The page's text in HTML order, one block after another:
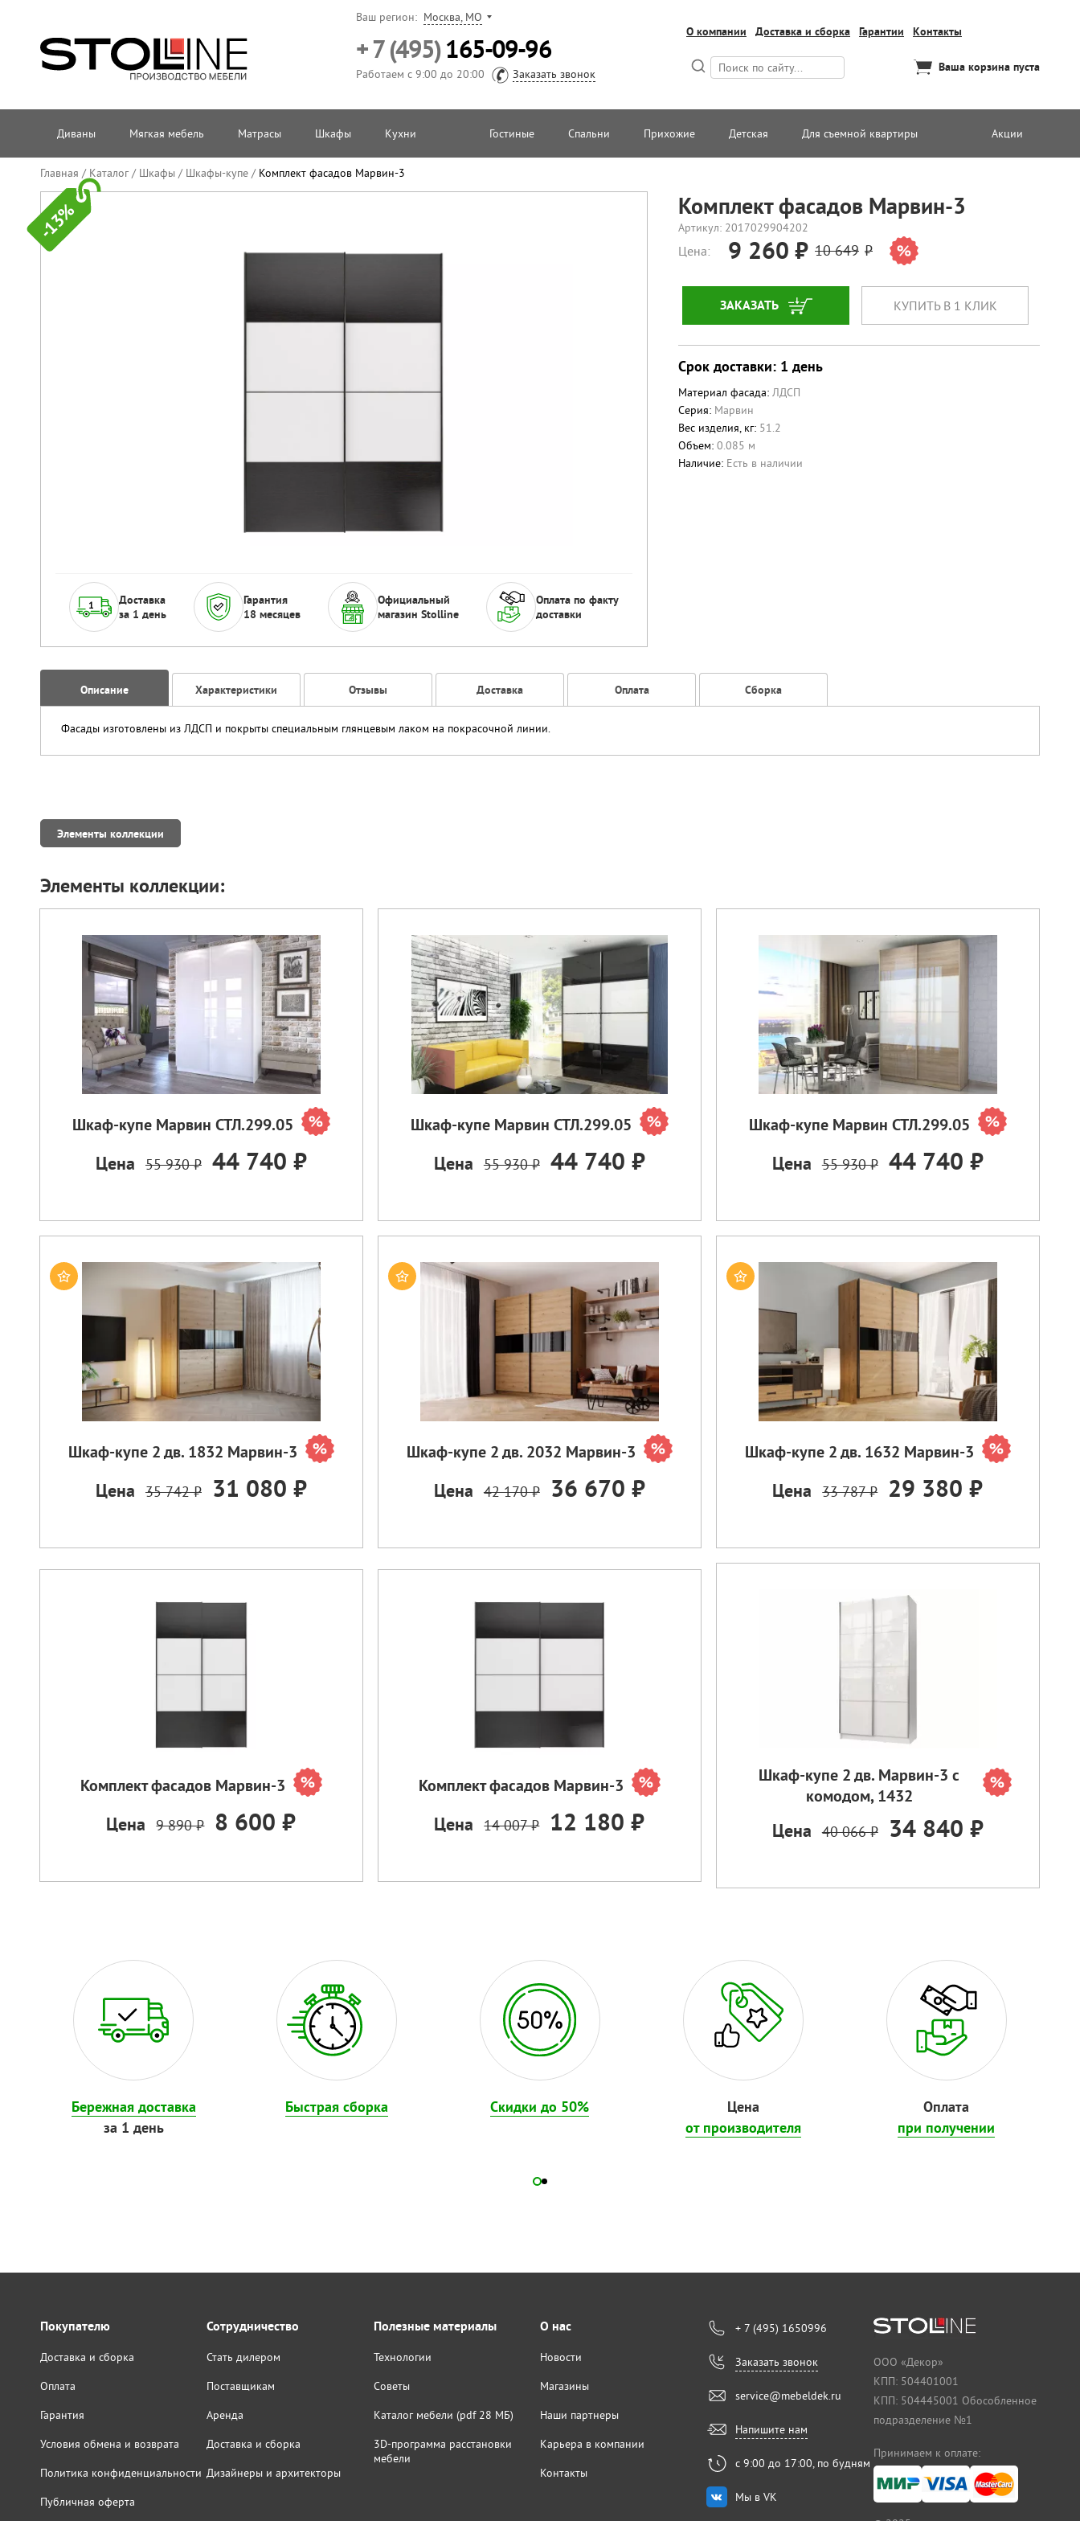
Ваш регион: Москва, МО
+ 7 (495)165-09-96
Работаем с 9:00 до 20:00 Заказать звонок
О компании Доставка и сборка Гарантии Контакты
Ваша корзина пуста
Диваны Мягкая мебель Матрасы Шкафы Кухни Гостиные Спальни Прихожие Детская Для съемной квартиры Акции
Главная / Каталог/ Шкафы / Шкафы-купе / Комплект фасадов Марвин-3
Комплект фасадов Марвин-3
Артикул: 2017029904202
-13%
Доставка
за 1 день
Гарантия
18 месяцев
Официальный
магазин Stolline
Оплата по факту
доставки
Цена: 9 260 10 649
ЗАКАЗАТЬ КУПИТЬ В 1 КЛИК
Срок доставки: 1 день
Материал фасада: ЛДСП
Серия: Марвин
Вес изделия, кг: 51.2
Объем: 0.085 м
Наличие: Есть в наличии
Описание Характеристики Отзывы Доставка Оплата Сборка
Фасады изготовлены из ЛДСП и покрыты специальным глянцевым лаком на покрасочной линии.
Элементы коллекции
Элементы коллекции:
Шкаф-купе Марвин СТЛ.299.05
Цена 55 930 ₽ 44 740 ₽
Шкаф-купе Марвин СТЛ.299.05
Цена 55 930 ₽ 44 740 ₽
Шкаф-купе Марвин СТЛ.299.05
Цена 55 930 ₽ 44 740 ₽
Шкаф-купе 2 дв. 1832 Марвин-3
Цена 35 742 ₽ 31 080 ₽
Шкаф-купе 2 дв. 2032 Марвин-3
Цена 42 170 ₽ 36 670 ₽
Шкаф-купе 2 дв. 1632 Марвин-3
Цена 33 787 ₽ 29 380 ₽
Комплект фасадов Марвин-3
Цена 9 890 ₽ 8 600 ₽
Комплект фасадов Марвин-3
Цена 14 007 ₽ 12 180 ₽
Шкаф-купе 2 дв. Марвин-3 с
комодом, 1432
Цена 40 066 ₽ 34 840 ₽
Бережная доставка
за 1 день
Быстрая сборка Скидки до 50%
Цена
от производителя
Оплата
при получении
Покупателю
Доставка и сборка
Оплата
Гарантия
Условия обмена и возврата
Политика конфиденциальности
Публичная оферта
Сотрудничество
Стать дилером
Поставщикам
Аренда
Доставка и сборка
Дизайнеры и архитекторы
Полезные материалы
Технологии
Советы
Каталог мебели (pdf 28 МБ)
3D-программа расстановки
мебели
О нас
Новости
Магазины
Наши партнеры
Карьера в компании
Контакты
+ 7 (495) 1650996
Заказать звонок
service@mebeldek.ru
Напишите нам
с 9:00 до 17:00, по будням
Мы в VK
ООО «Декор»
КПП: 504401001
КПП: 504445001 Обособленное
подразделение №1
Принимаем к оплате: